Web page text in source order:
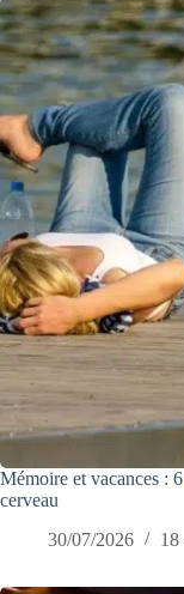
Mémoire et vacances :
cerveau
30/07/2026
18